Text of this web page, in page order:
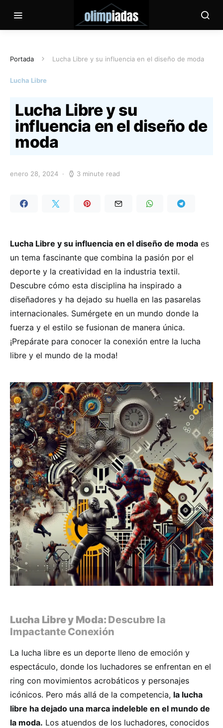
Portada Lucha Libre y su influencia en el diseño de moda
Lucha Libre
Lucha Libre y su
influencia en el diseño de
moda
enero 28, 2024 3 minute read
Lucha Libre y su influencia en el diseño de moda es
un tema fascinante que combina la pasión por el
deporte y la creatividad en la industria textil.
Descubre cómo esta disciplina ha inspirado a
diseñadores y ha dejado su huella en las pasarelas
internacionales. Sumérgete en un mundo donde la
fuerza y el estilo se fusionan de manera única.
¡Prepárate para conocer la conexión entre la lucha
libre y el mundo de la moda!
Lucha Libre y Moda: Descubre la
Impactante Conexión
La lucha libre es un deporte lleno de emoción y
espectáculo, donde los luchadores se enfrentan en el
ring con movimientos acrobáticos y personajes
icónicos. Pero más allá de la competencia, la lucha
libre ha dejado una marca indeleble en el mundo de
la moda. Los atuendos de los luchadores, conocidos